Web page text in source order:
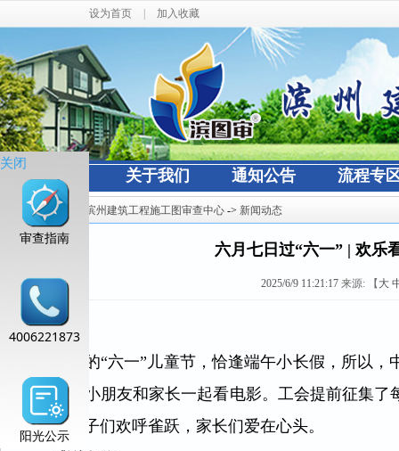
设为首页 加入收藏
网站首页 关于我们 通知公告 流程专
当前位置： 滨州建筑工程施工图审查中心 ->新闻动态
六月七日过“六一” | 欢乐
2025/6/9 11:21:17 来源: 【 大
今年的“六一”儿童节，恰逢端午小长假，所以
日，组织小朋友和家长一起看电影。工会提前征集
礼物。孩子们欢呼雀跃，家长们爱在心头。
关闭
审查指南
4006221873
阳光公示